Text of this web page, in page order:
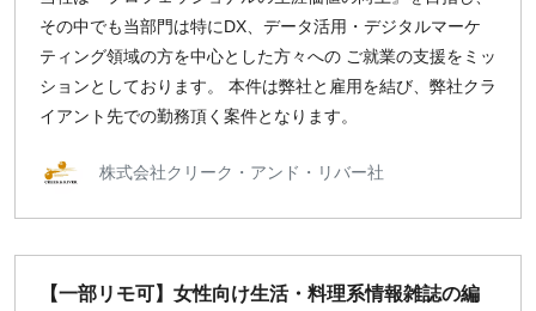
東京
大阪
名古屋
京都
福岡
その中でも当部門は特にDX、データ活用・デジタルマーケ
ティング領域の方を中心とした方々への ご就業の支援をミッ
ションとしております。 本件は弊社と雇用を結び、弊社クラ
イアント先での勤務頂く案件となります。
株式会社クリーク・アンド・リバー社
【一部リモ可】女性向け生活・料理系情報雑誌の編